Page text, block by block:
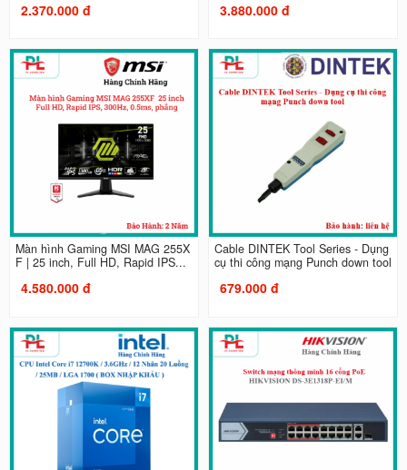
2.370.000 đ 3.880.000 đ
Màn hình Gaming MSI MAG 255X
F | 25 inch, Full HD, Rapid IPS...
4.580.000 đ
Cable DINTEK Tool Series - Dụng
cụ thi công mạng Punch down tool
679.000 đ